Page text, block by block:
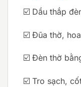
☑️ Dầu thắp
☑️ Đũa thờ,
☑️ Đèn thờ
☑️ Tro sạch,